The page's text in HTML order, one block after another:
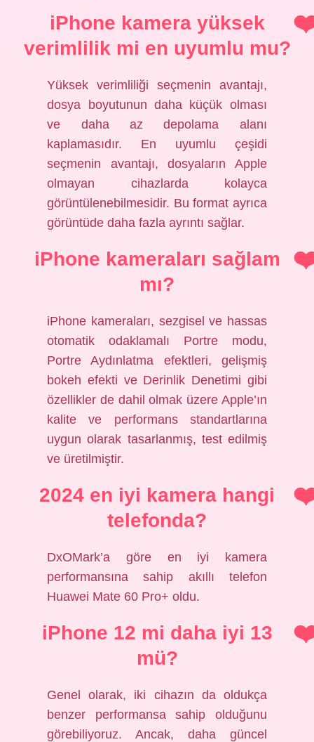
iPhone kamera yüksek
verimlilik mi en uyumlu mu?
Yüksek verimliliği seçmenin avantajı,
dosya boyutunun daha küçük olması
ve daha az depolama alanı
kaplamasıdır. En uyumlu çeşidi
seçmenin avantajı, dosyaların Apple
olmayan cihazlarda kolayca
görüntülenebilmesidir. Bu format ayrıca
görüntüde daha fazla ayrıntı sağlar.
iPhone kameraları sağlam
mı?
iPhone kameraları, sezgisel ve hassas
otomatik odaklamalı Portre modu,
Portre Aydınlatma efektleri, gelişmiş
bokeh efekti ve Derinlik Denetimi gibi
özellikler de dahil olmak üzere Apple’ın
kalite ve performans standartlarına
uygun olarak tasarlanmış, test edilmiş
ve üretilmiştir.
2024 en iyi kamera hangi
telefonda?
DxOMark’a göre en iyi kamera
performansına sahip akıllı telefon
Huawei Mate 60 Pro+ oldu.
iPhone 12 mi daha iyi 13
mü?
Genel olarak, iki cihazın da oldukça
benzer performansa sahip olduğunu
görebiliyoruz. Ancak, daha güncel